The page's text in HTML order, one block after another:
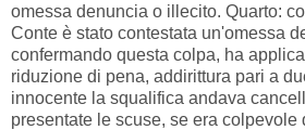
omessa denuncia o illecito. Quarto:
Conte è stato contestata un'omessa
confermando questa colpa, ha
riduzione di pena, addirittura pari a
innocente la squalifica andava
presentate le scuse, se era colpevole